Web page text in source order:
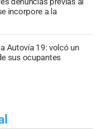
incorpore a la
Autovía 19: volcó un
sus ocupantes